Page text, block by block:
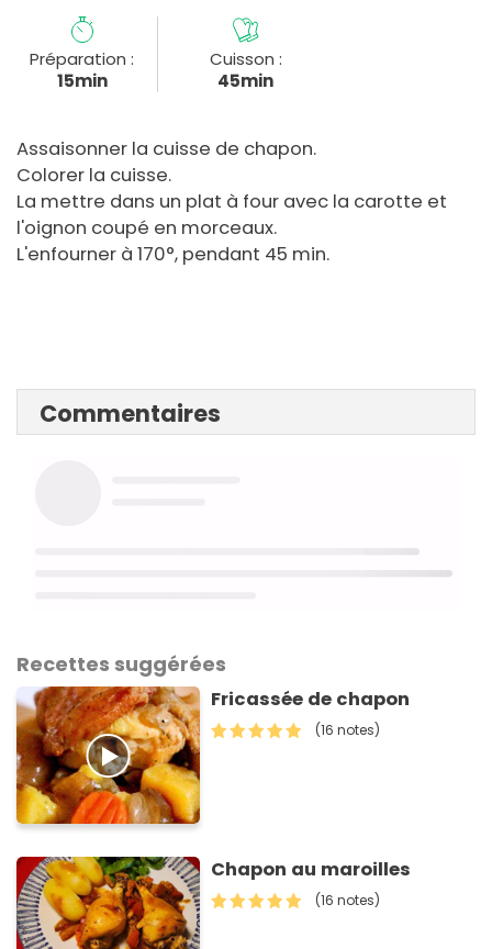
Préparation :
15min
Cuisson :
45min
Assaisonner la cuisse de chapon.
Colorer la cuisse.
La mettre dans un plat à four avec la carotte et
l'oignon coupé en morceaux.
L'enfourner à 170°, pendant 45 min.
Commentaires
Recettes suggérées
Fricassée de chapon
(16 notes)
Chapon au maroilles
(16 notes)